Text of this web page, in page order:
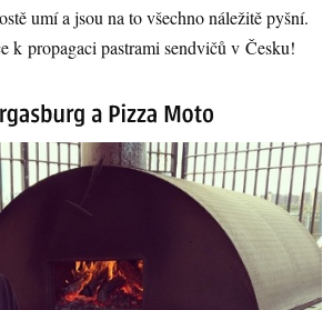
umí a jsou na to všechno náležitě pyšní.
k propagaci pastrami sendvičů v Česku!